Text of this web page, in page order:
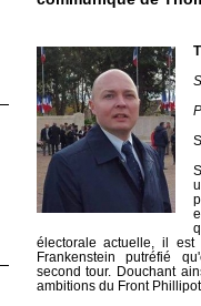
électorale actuelle, il
Frankenstein putréfié
second tour. Douchant
ambitions du Front